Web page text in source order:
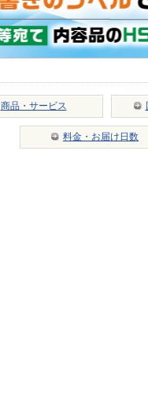
商品・サービス
料金・お届け日数